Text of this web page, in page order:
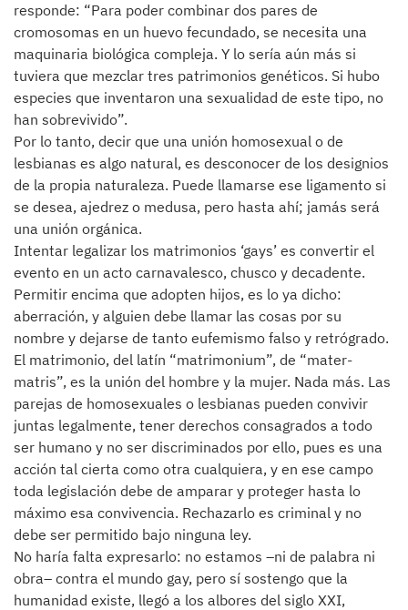
responde: “Para poder combinar dos pares de
cromosomas en un huevo fecundado, se necesita una
maquinaria biológica compleja. Y lo sería aún más si
tuviera que mezclar tres patrimonios genéticos. Si hubo
especies que inventaron una sexualidad de este tipo, no
han sobrevivido”.
Por lo tanto, decir que una unión homosexual o de
lesbianas es algo natural, es desconocer de los designios
de la propia naturaleza. Puede llamarse ese ligamento si
se desea, ajedrez o medusa, pero hasta ahí; jamás será
una unión orgánica.
Intentar legalizar los matrimonios ‘gays’ es convertir el
evento en un acto carnavalesco, chusco y decadente.
Permitir encima que adopten hijos, es lo ya dicho:
aberración, y alguien debe llamar las cosas por su
nombre y dejarse de tanto eufemismo falso y retrógrado.
El matrimonio, del latín “matrimonium”, de “mater-
matris”, es la unión del hombre y la mujer. Nada más. Las
parejas de homosexuales o lesbianas pueden convivir
juntas legalmente, tener derechos consagrados a todo
ser humano y no ser discriminados por ello, pues es una
acción tal cierta como otra cualquiera, y en ese campo
toda legislación debe de amparar y proteger hasta lo
máximo esa convivencia. Rechazarlo es criminal y no
debe ser permitido bajo ninguna ley.
No haría falta expresarlo: no estamos –ni de palabra ni
obra– contra el mundo gay, pero sí sostengo que la
humanidad existe, llegó a los albores del siglo XXI,